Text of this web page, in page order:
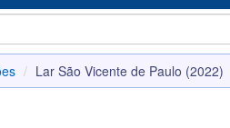
Lar São Vicente de Paulo (2022)